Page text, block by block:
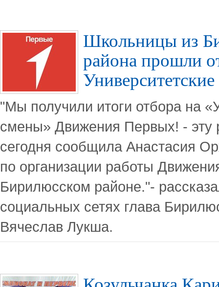
Школьницы из
района прошли
"Мы получили итоги отбора на
смены» Движения Первых! - эту
сегодня сообщила Анастасия
по организации работы
Бирилюсском районе."-
социальных сетях глава
Вячеслав Лукша.